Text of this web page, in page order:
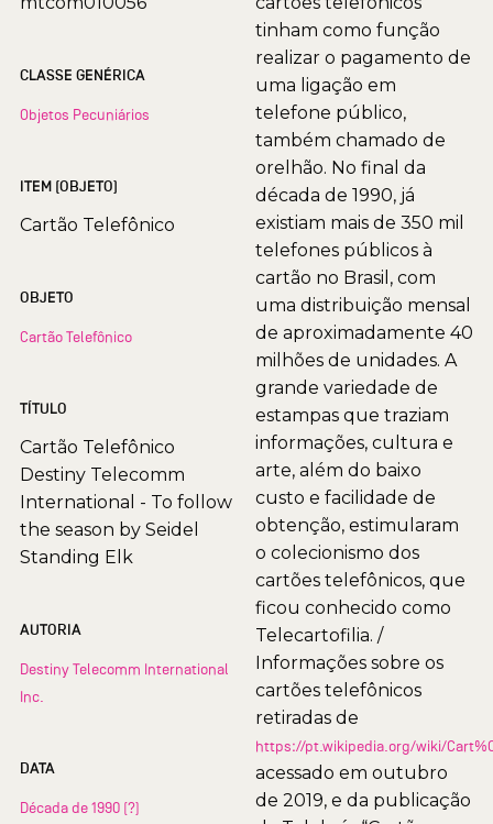
CLASSE GENÉRICA
Objetos Pecuniários
ITEM (OBJETO)
Cartão Telefônico
OBJETO
Cartão Telefônico
TÍTULO
Cartão Telefônico
Destiny Telecomm
International - To follow
the season by Seidel
Standing Elk
AUTORIA
Destiny Telecomm International
Inc.
DATA
Década de 1990 (?)
tinham como função
realizar o pagamento de
uma ligação em
telefone público,
também chamado de
orelhão. No final da
década de 1990, já
existiam mais de 350 mil
telefones públicos à
cartão no Brasil, com
uma distribuição mensal
de aproximadamente 40
milhões de unidades. A
grande variedade de
estampas que traziam
informações, cultura e
arte, além do baixo
custo e facilidade de
obtenção, estimularam
o colecionismo dos
cartões telefônicos, que
ficou conhecido como
Telecartofilia. /
Informações sobre os
cartões telefônicos
retiradas de
https://pt.wikipedia.org/wiki/
acessado em outubro
de 2019, e da publicação